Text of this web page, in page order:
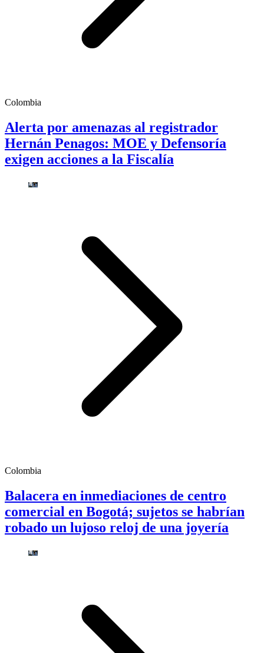
Colombia
Alerta por amenazas al registrador
Hernán Penagos: MOE y Defensoría
exigen acciones a la Fiscalía
Colombia
Balacera en inmediaciones de centro
comercial en Bogotá; sujetos se habrían
robado un lujoso reloj de una joyería